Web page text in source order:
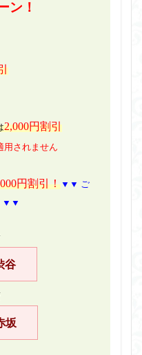
ン！
2,000円割引
用されません
円割引！▼▼ ご
▼▼
谷
坂